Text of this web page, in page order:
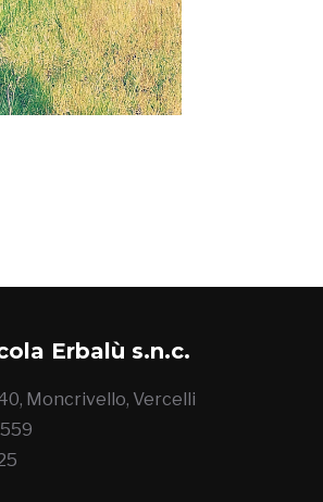
Erbalù s.n.c.
Moncrivello, Vercelli